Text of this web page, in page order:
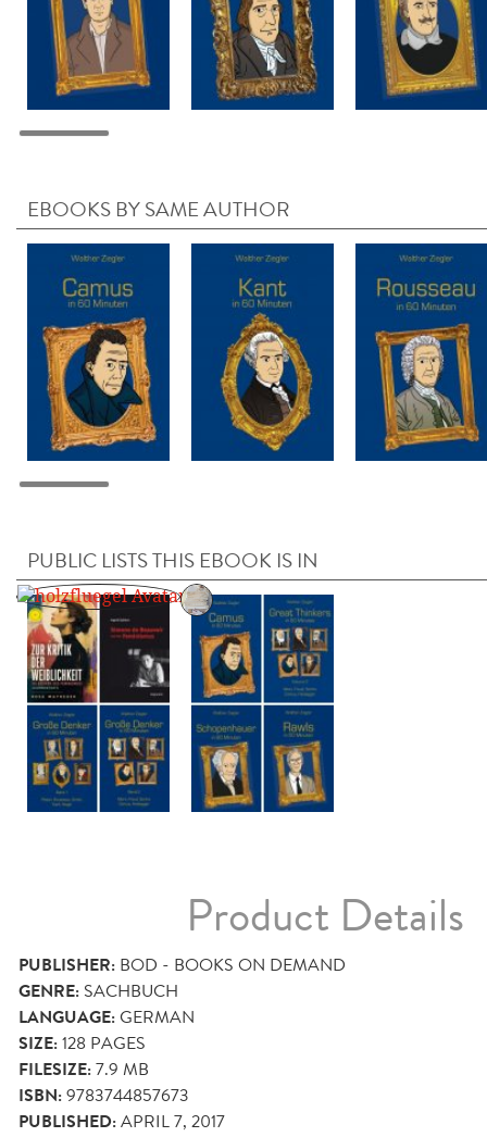
EBOOKS BY SAME AUTHOR
PUBLIC LISTS THIS EBOOK IS IN
Product Details
PUBLISHER: BOD - BOOKS ON DEMAND
GENRE: SACHBUCH
LANGUAGE:GERMAN
SIZE:128 PAGES
FILESIZE:7.9 MB
ISBN:9783744857673
PUBLISHED:APRIL 7, 2017